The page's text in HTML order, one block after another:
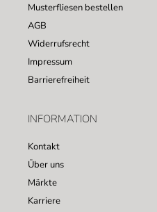
Musterfliesen bestellen
AGB
Widerrufsrecht
Impressum
Barrierefreiheit
INFORMATION
Kontakt
Über uns
Märkte
Karriere